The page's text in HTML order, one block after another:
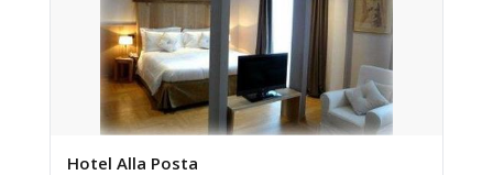
Hotel Alla Posta